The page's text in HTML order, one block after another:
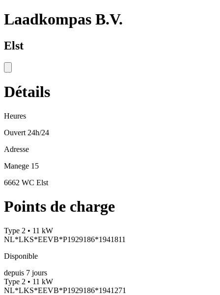
Laadkompas B.V.
Elst
Détails
Heures
Ouvert 24h/24
Adresse
Manege 15
6662 WC Elst
Points de charge
Type 2 • 11 kW
NL*LKS*EEVB*P1929186*1941811
Disponible
depuis 7 jours
Type 2 • 11 kW
NL*LKS*EEVB*P1929186*1941271